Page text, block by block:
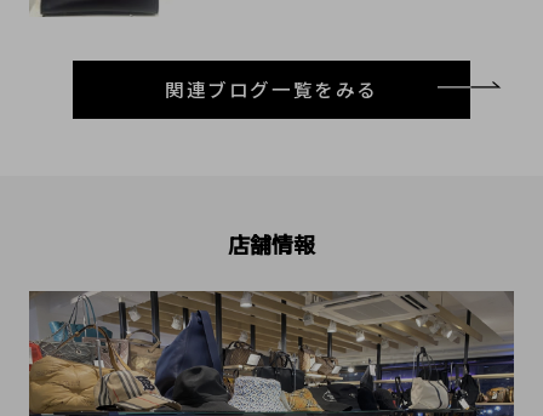
関連ブログ一覧をみる
店舗情報